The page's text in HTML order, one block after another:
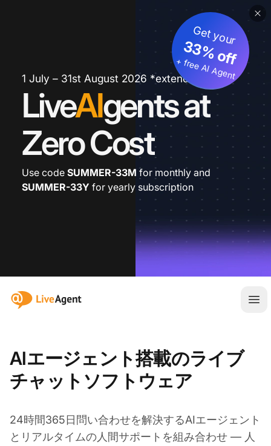
1 July – 31st August 2026 *extended
LiveAIgents at
Zero Cost
Get your
33% off
+ free AI Agent
Use code SUMMER-33M for monthly and
SUMMER-33Y for yearly subscription
:site.title
メ
AIエージェント搭載のライブ
チャットソフトウェア
24時間365日問い合わせを解決するAIエージェント
とリアルタイムの人間サポートを組み合わせ — 人